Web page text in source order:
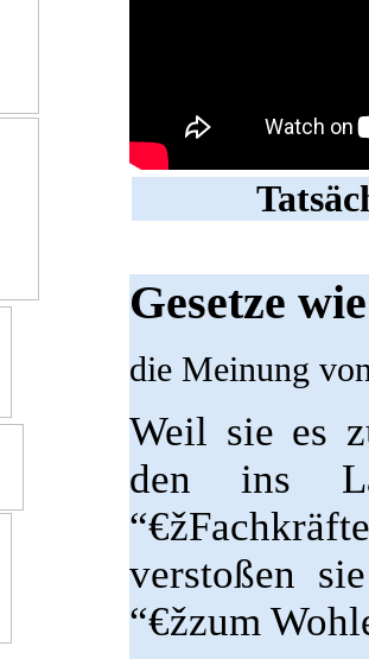
Gesetze
die Meinung
Weil sie es
den ins
verstoßen
“€žzum